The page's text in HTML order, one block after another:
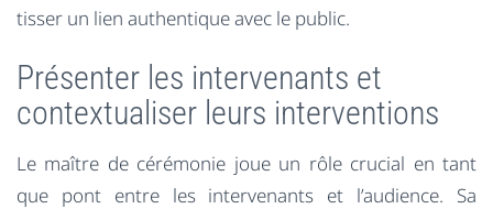
tisser un lien authentique avec le public.
Présenter les intervenants et
contextualiser leurs interventions
Le maître de cérémonie joue un rôle crucial en tant
que pont entre les intervenants et l’audience. Sa